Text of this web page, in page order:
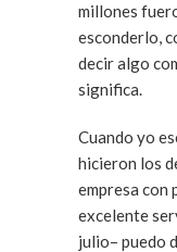
millones
esconderlo,
decir algo
significa.
Cuando yo
hicieron los
empresa con
excelente
julio– puedo